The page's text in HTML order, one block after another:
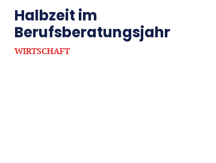
Halbzeit im
Berufsberatungsjahr
WIRTSCHAFT